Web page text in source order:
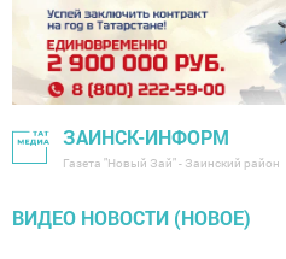
ЗАИНСК-ИНФОРМ
Газета "Новый Зай" - Заинский район
ВИДЕО НОВОСТИ (НОВОЕ)